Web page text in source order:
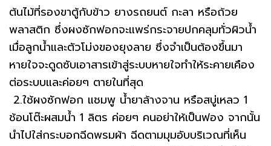
ต้นไม้ที่รองขาตู้กับข้าว ยางรถยนต์ กะลา หรือถ้วย
พลาสติก ซึ่งผงซักฟอกจะแพร่กระจายปกคลุมทั่วผิวน้ำ
เมื่อลูกน้ำและตัวโม่งของยุงลาย ซึ่งจำเป็นต้องขึ้นมา
หายใจจะดูดซับเอาสารเข้าสู่ระบบหายใจทำให้ระคายเคือง
ต่อระบบและค่อยๆ ตายในที่สุด
2.ใช้ผงซักฟอก แชมพู น้ำยาล้างจาน หรือสบู่เหลว 1
ช้อนโต๊ะผสมน้ำ 1 ลิตร ค่อยๆ คนอย่าให้เป็นฟอง จากนั้น
นำไปใส่กระบอกฉีดพรมผ้า ฉีดตามมุมอับบริเวณที่เห็น